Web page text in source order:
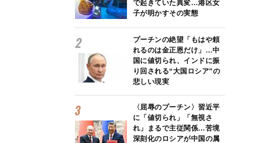
で起きていた異変…港区女
子が明かすその実態
プーチンの絶望「もはや頼
れるのは金正恩だけ」…中
国に値切られ、インドに振
り回される“大国ロシア”の
悲しい現実
〈屈辱のプーチン〉習近平
に「値切られ」「無視さ
れ」まるで主従関係…苦境
深刻化のロシアが中国の属